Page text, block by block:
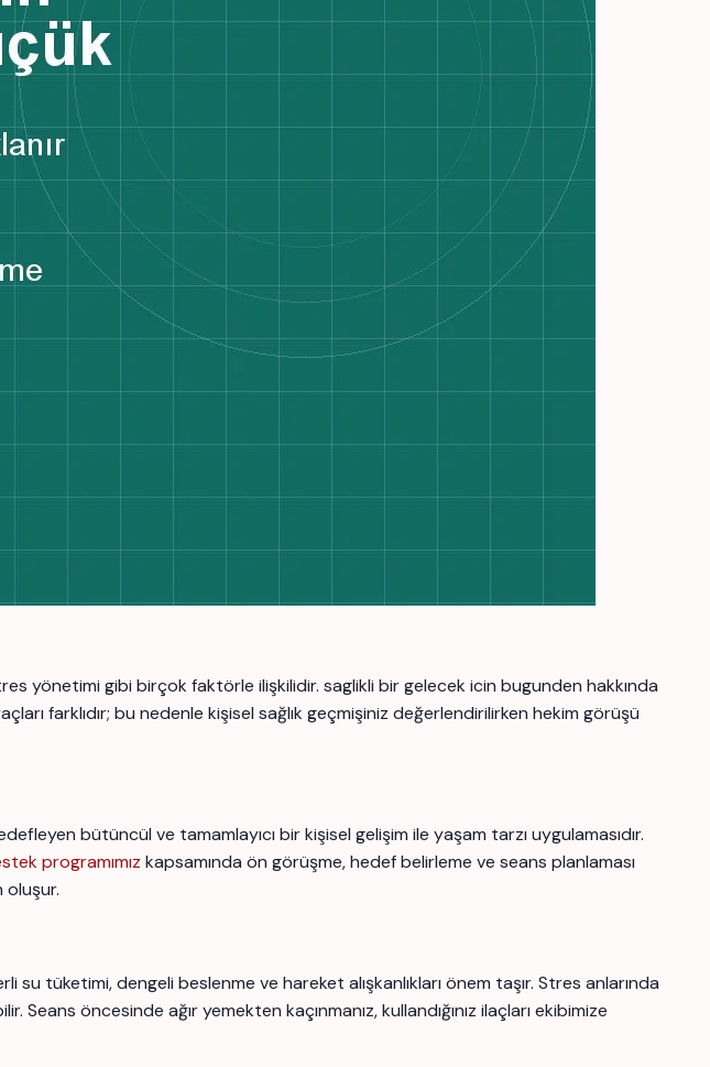
yönetimi gibi birçok faktörle ilişkilidir. saglikli bir gelecek icin bugunden hakkında
farklıdır; bu nedenle kişisel sağlık geçmişiniz değerlendirilirken hekim görüşü
bütüncül ve tamamlayıcı bir kişisel gelişim ile yaşam tarzı uygulamasıdır.
programımız kapsamında ön görüşme, hedef belirleme ve seans planlaması
oluşur.
tüketimi, dengeli beslenme ve hareket alışkanlıkları önem taşır. Stres anlarında
öncesinde ağır yemekten kaçınmanız, kullandığınız ilaçları ekibimize